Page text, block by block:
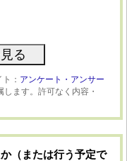
： アンケート・アンサー
ます。許可なく内容・
（または行う予定で